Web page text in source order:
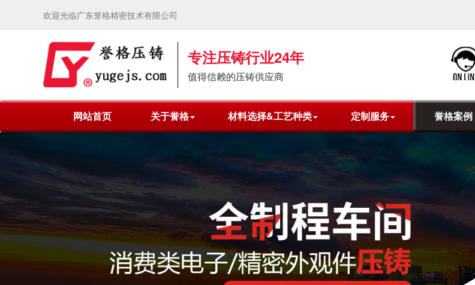
欢迎光临广东誉格精密技术有限公司
专注压铸行业24年
值得信赖的压铸供应商
网站首页 关于誉格 材料选择&工艺种类 定制服务 誉格案例